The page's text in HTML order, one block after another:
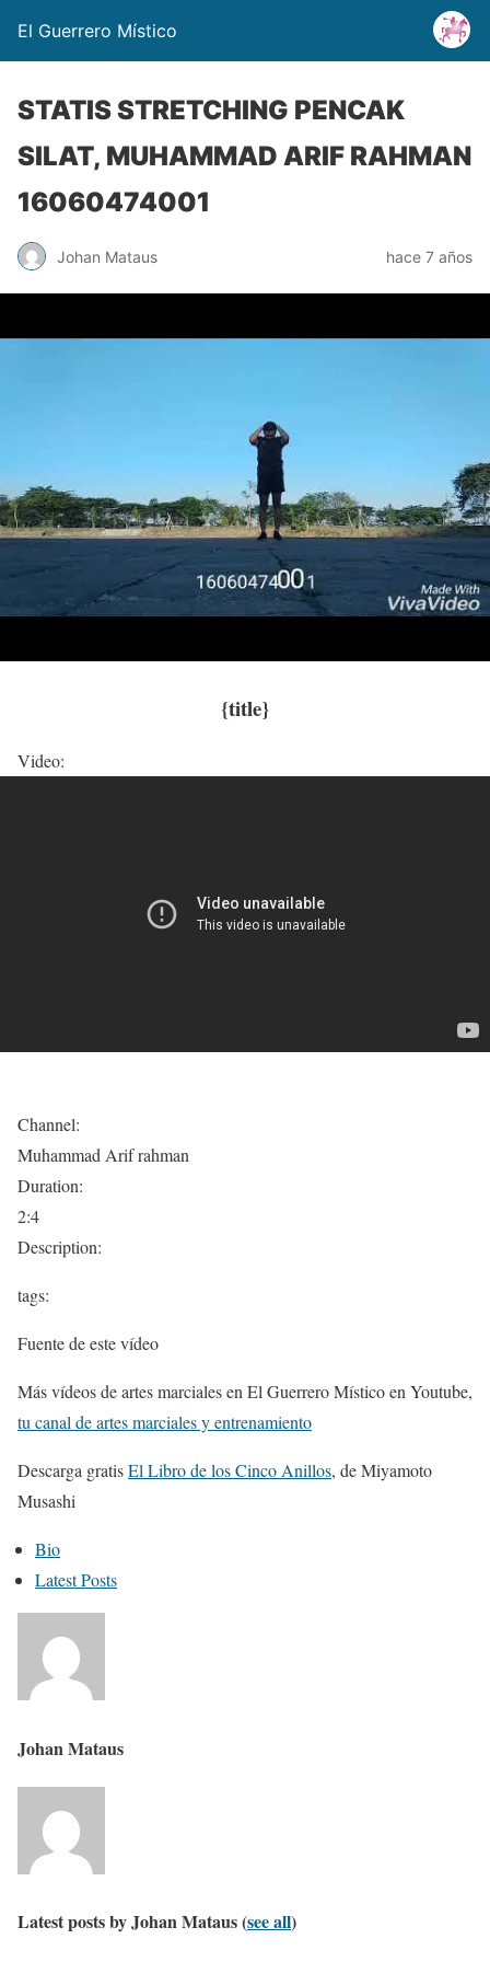
El Guerrero Místico
STATIS STRETCHING PENCAK
SILAT, MUHAMMAD ARIF RAHMAN
16060474001
Johan Mataus hace 7 años
{title}
Video:
Channel:
Muhammad Arif rahman
Duration:
2:4
Description:
tags:
Fuente de este vídeo
Más vídeos de artes marciales en El Guerrero Místico en Youtube,
tu canal de artes marciales y entrenamiento
Descarga gratisEl Libro de los Cinco Anillos, de Miyamoto
Musashi
T
h
e
l
o
w
t
Bio
Latest Posts
Johan Mataus
Latest posts by Johan Mataus(see all)